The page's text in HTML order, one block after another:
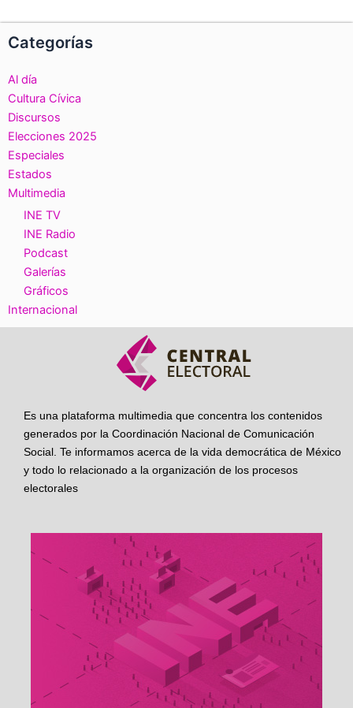
Categorías
Al día
Cultura Cívica
Discursos
Elecciones 2025
Especiales
Estados
Multimedia
INE TV
INE Radio
Podcast
Galerías
Gráficos
Internacional
Es una plataforma multimedia que concentra los contenidos
generados por la Coordinación Nacional de Comunicación
Social. Te informamos acerca de la vida democrática de México
y todo lo relacionado a la organización de los procesos
electorales